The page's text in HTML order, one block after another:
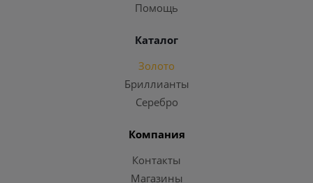
Помощь
Каталог
Золото
Бриллианты
Серебро
Компания
Контакты
Магазины